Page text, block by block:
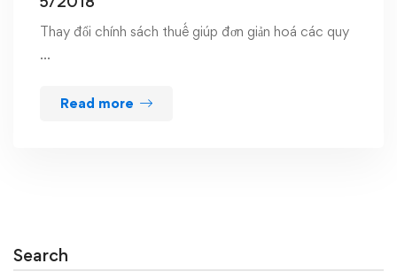
Thay đổi chính sách thuế giúp đơn giản hoá các quy
…
Read more
Search